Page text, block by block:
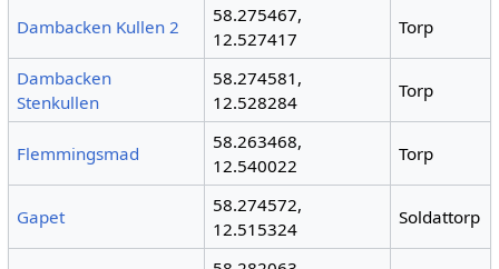
Dambacken Kullen 2
58.275467,
12.527417
Torp
Dambacken
Stenkullen
58.274581,
12.528284
Torp
Flemmingsmad
58.263468,
12.540022
Torp
Gapet
58.274572,
12.515324
Soldattorp